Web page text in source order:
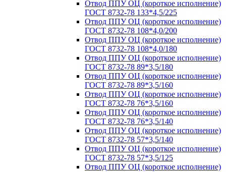
Отвод ППУ ОЦ (короткое исполнение)
ГОСТ 8732-78 133*4,5/225
Отвод ППУ ОЦ (короткое исполнение)
ГОСТ 8732-78 108*4,0/200
Отвод ППУ ОЦ (короткое исполнение)
ГОСТ 8732-78 108*4,0/180
Отвод ППУ ОЦ (короткое исполнение)
ГОСТ 8732-78 89*3,5/180
Отвод ППУ ОЦ (короткое исполнение)
ГОСТ 8732-78 89*3,5/160
Отвод ППУ ОЦ (короткое исполнение)
ГОСТ 8732-78 76*3,5/160
Отвод ППУ ОЦ (короткое исполнение)
ГОСТ 8732-78 76*3,5/140
Отвод ППУ ОЦ (короткое исполнение)
ГОСТ 8732-78 57*3,5/140
Отвод ППУ ОЦ (короткое исполнение)
ГОСТ 8732-78 57*3,5/125
Отвод ППУ ОЦ (короткое исполнение)